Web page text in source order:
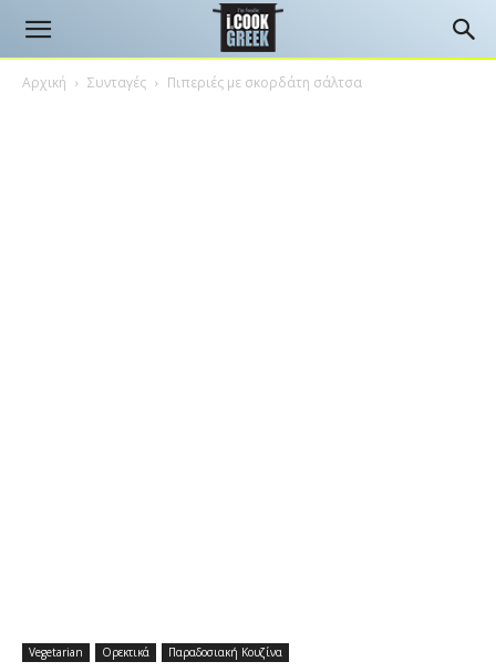
Αρχική Συνταγές Πιπεριές με σκορδάτη σάλτσα
Vegetarian Ορεκτικά Παραδοσιακή Κουζίνα